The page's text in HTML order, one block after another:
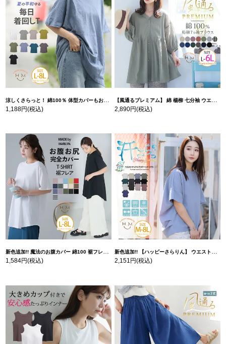
涼しくさらっと！ 綿100％ 体型カバーもお洒落も叶える 風合いコットン ゆるシルエット ドルマン | 大きいサイズの通販ならハッピーマリリン
1,188円(税込)
【風通るプレミアム】 綿 楊柳 七分袖 ウエストギャザー ブラウス | 大きいサイズの通販ならハッピーマリリン
2,890円(税込)
新色追加!! 魔法のお腹カバー 綿100 裾フレア Tシャツ | 大きいサイズの通販ならハッピーマリリン
1,584円(税込)
新色追加!! 【ハッピーさらりん】 ウエストタック入り スッキリ魅せ コクーントップス | 大きいサイズの通販ならハッピーマリリン
2,151円(税込)